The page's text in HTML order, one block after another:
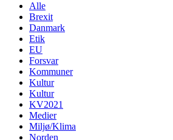
Alle
Brexit
Danmark
Etik
EU
Forsvar
Kommuner
Kultur
Kultur
KV2021
Medier
Miljø/Klima
Norden